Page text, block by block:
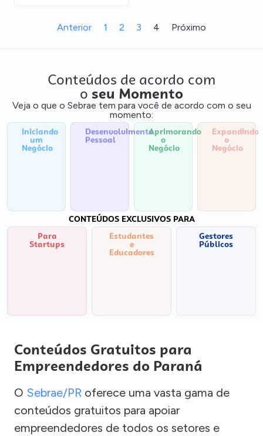
Anterior 1 2 3 4 Próximo
Conteúdos de acordo com
o seu Momento
Veja o que o Sebrae tem para você de acordo com o seu
momento:
Iniciando
um
Negócio
Desenvolvimento
Pessoal
Aprimorando
o
Negócio
Expandindo
o
Negócio
CONTEÚDOS EXCLUSIVOS PARA
Para
Startups
Estudantes
e
Educadores
Gestores
Públicos
Conteúdos Gratuitos para
Empreendedores do Paraná
O Sebrae/PR oferece uma vasta gama de
conteúdos gratuitos para apoiar
empreendedores de todos os setores e